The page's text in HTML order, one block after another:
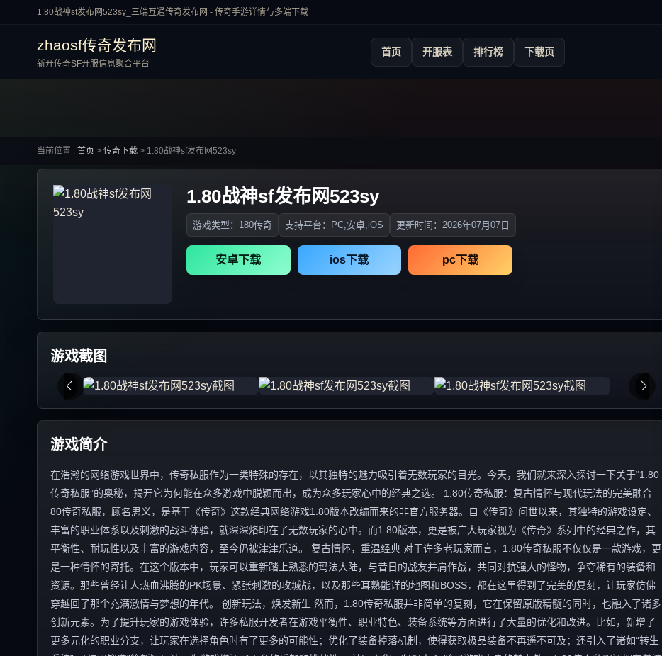
1.80战神sf发布网523sy_三端互通传奇发布网 - 传奇手游详情与多端下载
zhaosf传奇发布网
新开传奇SF开服信息聚合平台
首页 开服表 排行榜 下载页
当前位置 : 首页 > 传奇下载 > 1.80战神sf发布网523sy
1.80战神sf发布网523sy
游戏类型：180传奇 支持平台：PC,安卓,iOS 更新时间：2026年07月07日
安卓下载 ios下载 pc下载
游戏截图
游戏简介
在浩瀚的网络游戏世界中，传奇私服作为一类特殊的存在，以其独特的魅力吸引着无数玩家的目光。今天，我们就来深入探讨一下关于“1.80
传奇私服”的奥秘，揭开它为何能在众多游戏中脱颖而出，成为众多玩家心中的经典之选。 1.80传奇私服：复古情怀与现代玩法的完美融合
80传奇私服，顾名思义，是基于《传奇》这款经典网络游戏1.80版本改编而来的非官方服务器。自《传奇》问世以来，其独特的游戏设定、
丰富的职业体系以及刺激的战斗体验，就深深烙印在了无数玩家的心中。而1.80版本，更是被广大玩家视为《传奇》系列中的经典之作，其
平衡性、耐玩性以及丰富的游戏内容，至今仍被津津乐道。 复古情怀，重温经典 对于许多老玩家而言，1.80传奇私服不仅仅是一款游戏，更
是一种情怀的寄托。在这个版本中，玩家可以重新踏上熟悉的玛法大陆，与昔日的战友并肩作战，共同对抗强大的怪物，争夺稀有的装备和
资源。那些曾经让人热血沸腾的PK场景、紧张刺激的攻城战，以及那些耳熟能详的地图和BOSS，都在这里得到了完美的复刻，让玩家仿佛
穿越回了那个充满激情与梦想的年代。 创新玩法，焕发新生 然而，1.80传奇私服并非简单的复刻，它在保留原版精髓的同时，也融入了诸多
创新元素。为了提升玩家的游戏体验，许多私服开发者在游戏平衡性、职业特色、装备系统等方面进行了大量的优化和改进。比如，新增了
更多元化的职业分支，让玩家在选择角色时有了更多的可能性；优化了装备掉落机制，使得获取极品装备不再遥不可及；还引入了诸如“转生